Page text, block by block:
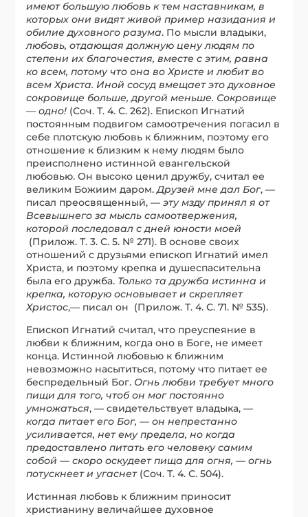
имеют большую любовь к тем наставникам, в
которых они видят живой пример назидания и
обилие духовного разума. По мысли владыки,
любовь, отдающая должную цену людям по
степени их благочестия, вместе с этим, равна
ко всем, потому что она во Христе и любит во
всем Христа. Иной сосуд вмещает это духовное
сокровище больше, другой меньше. Сокровище
— одно! (Соч. Т. 4. С. 262). Епископ Игнатий
постоянным подвигом самоотречения погасил в
себе плотскую любовь к ближним, поэтому его
отношение к близким к нему людям было
преисполнено истинной евангельской
любовью. Он высоко ценил дружбу, считал ее
великим Божиим даром.Друзей мне дал Бог, —
писал преосвященный, —эту мзду принял я от
Всевышнего за мысль самоотвержения,
которой последовал с дней юности моей
(Прилож. Т. 3. С. 5. № 271). В основе своих
отношений с друзьями епископ Игнатий имел
Христа, и поэтому крепка и душеспасительна
была его дружба. Только та дружба истинна и
крепка, которую основывает и скрепляет
Христос,— писал он (Прилож. Т. 4. С. 71. № 535).
Епископ Игнатий считал, что преуспеяние в
любви к ближним, когда оно в Боге, не имеет
конца. Истинной любовью к ближним
невозможно насытиться, потому что питает ее
беспредельный Бог. Огнь любви требует много
пищи для того, чтоб он мог постоянно
умножаться, — свидетельствует владыка, —
когда питает его Бог, — он непрестанно
усиливается, нет ему предела, но когда
предоставлено питать его человеку самим
собой — скоро оскудеет пища для огня, — огнь
потускнеет и угаснет(Соч. Т. 4. С. 504).
Истинная любовь к ближним приносит
христианину величайшее духовное